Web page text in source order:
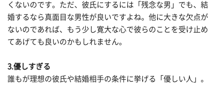
くないのです。ただ、彼氏にするには「残念な男」でも、結
婚するなら真面目な男性が良いですよね。他に大きな欠点が
ないのであれば、もう少し寛大な心で彼らのことを受け止め
てあげても良いのかもしれません。
3.優しすぎる
誰もが理想の彼氏や結婚相手の条件に挙げる「優しい人」。